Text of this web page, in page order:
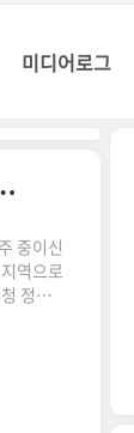
미디어로그
택과 신청 방법까지 한눈에!
중이신
역으로
정보
청은
번